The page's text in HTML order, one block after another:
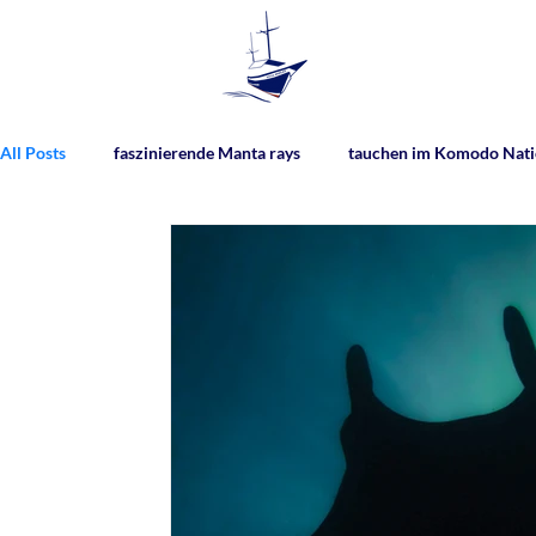
All Posts faszinierende Manta rays tauchen im Komodo